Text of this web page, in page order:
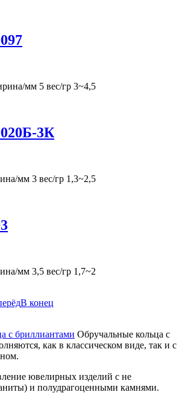
мм 5 вес/гр 3~4,5
3К
мм 3 вес/гр 1,3~2,5
мм 3,5 вес/гр 1,7~2
В конец
с бриллиантами Обручальные кольца с
как в классическом виде, так и с
ювелирных изделий с не
и полудрагоценными камнями.